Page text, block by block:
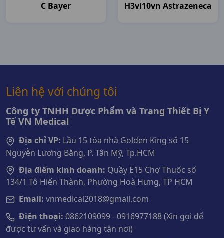
C Bayer
H3vi10vn Astrazeneca
Liên hệ với chúng tôi
Công ty TNHH Dược Phẩm và Trang Thiết Bị Y
Tế VN Medical
Địa chỉ VP: Lầu 15 tòa nhà Golden King số 15
Nguyễn Lương Bằng, P. Tân Mỹ, Tp.HCM
Địa điểm kinh doanh: Quầy E15 Chợ Thuốc số
134/1 Tô Hiến Thành, Phường Hoà Hưng, TP HCM
Email: vnmedical2018@gmail.com
Điện thoại: 0862109099 - 0916977188 (Xin gọi để
được tư vấn và giao hàng tận nơi)